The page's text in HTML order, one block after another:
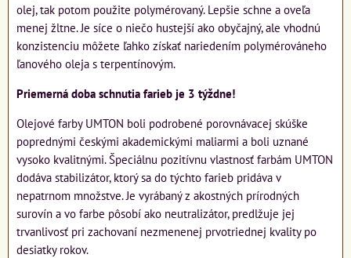
olej, tak potom použite polymérovaný. Lepšie schne a oveľa
menej žltne. Je síce o niečo hustejší ako obyčajný, ale vhodnú
konzistenciu môžete ľahko získať nariedením polymérováneho
ľanového oleja s terpentínovým.
Priemerná doba schnutia farieb je 3 týždne!
Olejové farby UMTON boli podrobené porovnávacej skúške
poprednými českými akademickými maliarmi a boli uznané
vysoko kvalitnými. Špeciálnu pozitívnu vlastnosť farbám UMTON
dodáva stabilizátor, ktorý sa do týchto farieb pridáva v
nepatrnom množstve. Je vyrábaný z akostných prírodných
surovín a vo farbe pôsobí ako neutralizátor, predlžuje jej
trvanlivosť pri zachovaní nezmenenej prvotriednej kvality po
desiatky rokov.